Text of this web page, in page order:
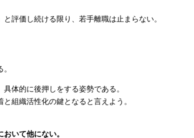
評価し続ける限り、若手離職は止まらない。
体的に後押しをする姿勢である。
組織活性化の鍵となると言えよう。
いて他にない。